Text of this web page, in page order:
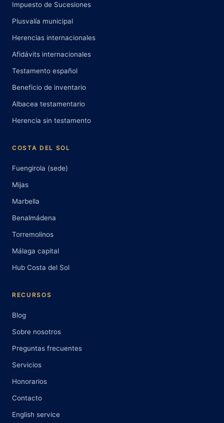
Impuesto de Sucesiones
Plusvalía municipal
Herencias internacionales
Afidávits internacionales
Testamento español
Beneficio de inventario
Albacea testamentario
Herencia sin testamento
COSTA DEL SOL
Fuengirola (sede)
Mijas
Marbella
Benalmádena
Torremolinos
Málaga capital
Hub Costa del Sol
RECURSOS
Blog
Sobre nosotros
Preguntas frecuentes
Servicios
Honorarios
Contacto
English service